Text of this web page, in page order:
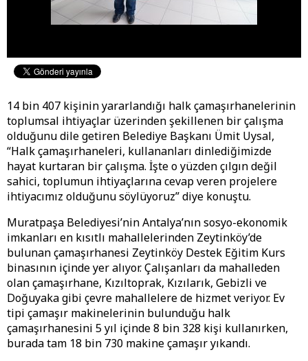
14 bin 407 kişinin yararlandığı halk çamaşırhanelerinin
toplumsal ihtiyaçlar üzerinden şekillenen bir çalışma
olduğunu dile getiren Belediye Başkanı Ümit Uysal,
“Halk çamaşırhaneleri, kullananları dinlediğimizde
hayat kurtaran bir çalışma. İşte o yüzden çılgın değil
sahici, toplumun ihtiyaçlarına cevap veren projelere
ihtiyacımız olduğunu söylüyoruz” diye konuştu.
Muratpaşa Belediyesi’nin Antalya’nın sosyo-ekonomik
imkanları en kısıtlı mahallelerinden Zeytinköy’de
bulunan çamaşırhanesi Zeytinköy Destek Eğitim Kurs
binasının içinde yer alıyor. Çalışanları da mahalleden
olan çamaşırhane, Kızıltoprak, Kızılarık, Gebizli ve
Doğuyaka gibi çevre mahallelere de hizmet veriyor. Ev
tipi çamaşır makinelerinin bulunduğu halk
çamaşırhanesini 5 yıl içinde 8 bin 328 kişi kullanırken,
burada tam 18 bin 730 makine çamaşır yıkandı.